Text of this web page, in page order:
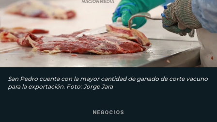
San Pedro cuenta con la mayor cantidad de ganado de corte vacuno
para la exportación. Foto: Jorge Jara
NEGOCIOS